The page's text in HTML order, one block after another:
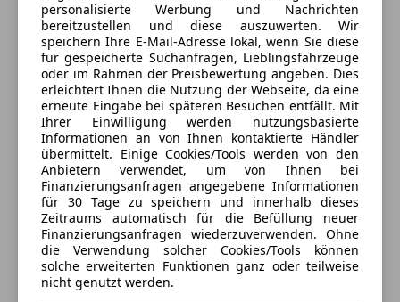
Alufelgen
Schaltwippen
Sportfahrwerk
Sportpaket
Sportsitze
Sprachsteuerung
Modellschriftzug, Shadow Line, Sonnenrollo,
Sonnenschutzrollo Heckscheibe,
Sonnenschutzverglasung, Airbags, Aktiver
Fussgängerschutz, Auto Start-Stop Funktion, BMW
Leuchten Shadow Line, Bordcomputer, Bordmonitor,
Bremssättel lackiert, Fahrdynamik Regelsysteme,
Fahrerassistenzpaket Plus, Fensterheber elektr.,
Glasapplikation "CraftedClarity", Individual
Dachhimmel Alcantara anthrazit, Individual
Sonderausstattung, Kindersitzbefestigung Isofix, LED
Heckleuchte, Radschraubensicherung,
Reifenreparatur-Set, Servotronic,
Tagfahrlichtschaltung, USB-Ladeanschluss,
Zentralverriegelung, ABS, Integrierte Universal-
Geöffnet
Schließt um 17:30
Frauentaler Straße 104,
8530 Deutschlandsberg, AT
Kontakt
Alle Fahrzeuge des Anbieters
Anbieter kontaktieren
Deine Nachricht
personalisierte Werbung und Nachrichten
bereitzustellen und diese auszuwerten. Wir
speichern Ihre E-Mail-Adresse lokal, wenn Sie diese
für gespeicherte Suchanfragen, Lieblingsfahrzeuge
oder im Rahmen der Preisbewertung angeben. Dies
erleichtert Ihnen die Nutzung der Webseite, da eine
erneute Eingabe bei späteren Besuchen entfällt. Mit
Ihrer Einwilligung werden nutzungsbasierte
Informationen an von Ihnen kontaktierte Händler
übermittelt. Einige Cookies/Tools werden von den
Anbietern verwendet, um von Ihnen bei
Finanzierungsanfragen angegebene Informationen
für 30 Tage zu speichern und innerhalb dieses
Zeitraums automatisch für die Befüllung neuer
Finanzierungsanfragen wiederzuverwenden. Ohne
die Verwendung solcher Cookies/Tools können
solche erweiterten Funktionen ganz oder teilweise
nicht genutzt werden.